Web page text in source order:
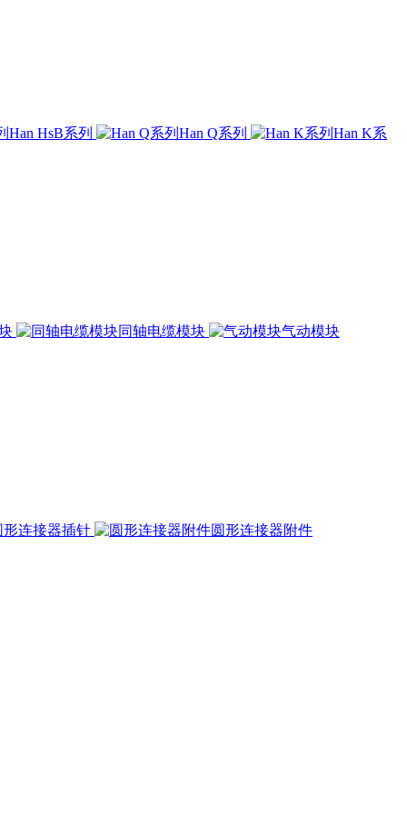
Han HsB系列 Han Q系列
Han K系
同轴电缆模块
气动模块
形连接器插针 圆形连接器附件